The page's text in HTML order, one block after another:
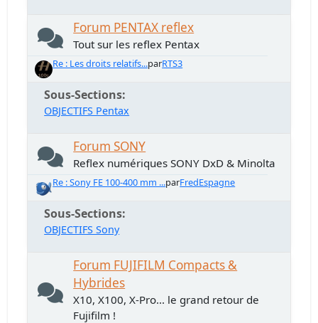
Forum PENTAX reflex
Tout sur les reflex Pentax
Re : Les droits relatifs...parRTS3
Sous-Sections
OBJECTIFS Pentax
Forum SONY
Reflex numériques SONY DxD & Minolta
Re : Sony FE 100-400 mm ...parFredEspagne
Sous-Sections
OBJECTIFS Sony
Forum FUJIFILM Compacts &
Hybrides
X10, X100, X-Pro... le grand retour de
Fujifilm !